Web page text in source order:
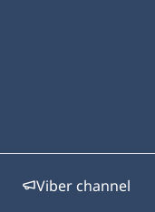
Viber channel